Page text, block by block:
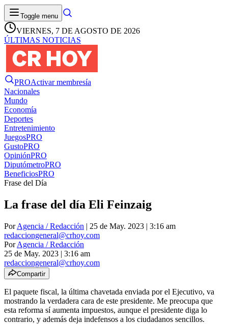
Toggle menu
VIERNES, 7 DE AGOSTO DE 2026
ÚLTIMAS NOTICIAS
PROActivar membresía
Nacionales
Mundo
Economía
Deportes
Entretenimiento
JuegosPRO
GustoPRO
OpiniónPRO
DiputómetroPRO
BeneficiosPRO
Frase del Día
La frase del día Eli Feinzaig
PorAgencia / Redacción | 25 de May. 2023 | 3:16 am
redacciongeneral@crhoy.com
PorAgencia / Redacción
25 de May. 2023 | 3:16 am
redacciongeneral@crhoy.com
Compartir
El paquete fiscal, la última chavetada enviada por el Ejecutivo, va
mostrando la verdadera cara de este presidente. Me preocupa que
esta reforma sí aumenta impuestos, aunque el presidente diga lo
contrario, y además deja indefensos a los ciudadanos sencillos.